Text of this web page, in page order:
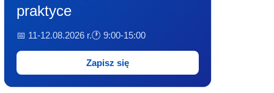
praktyce
📅 11-12.08.2026 r.🕐 9:00-15:00
Zapisz się